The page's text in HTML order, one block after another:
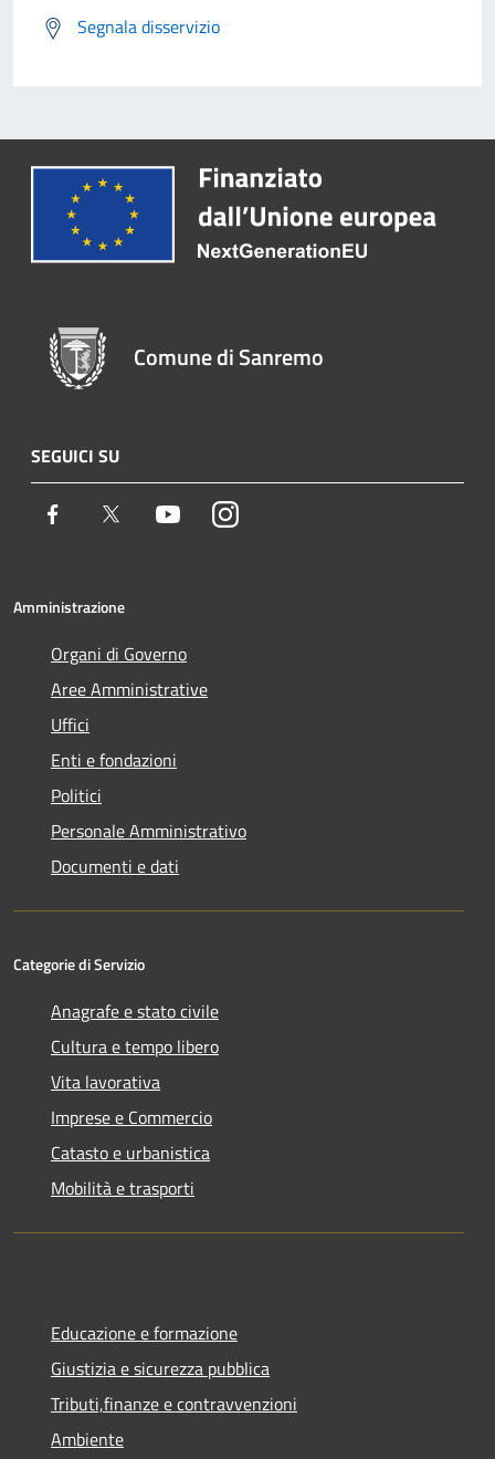
Segnala disservizio
Comune di Sanremo
SEGUICI SU
Facebook Twitter YoutubeInstagram
Amministrazione
Organi di Governo
Aree Amministrative
Uffici
Enti e fondazioni
Politici
Personale Amministrativo
Documenti e dati
Categorie di Servizio
Anagrafe e stato civile
Cultura e tempo libero
Vita lavorativa
Imprese e Commercio
Catasto e urbanistica
Mobilità e trasporti
Educazione e formazione
Giustizia e sicurezza pubblica
Tributi,finanze e contravvenzioni
Ambiente